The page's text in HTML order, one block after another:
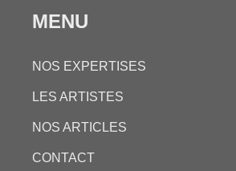
MENU
NOS EXPERTISES
LES ARTISTES
NOS ARTICLES
CONTACT